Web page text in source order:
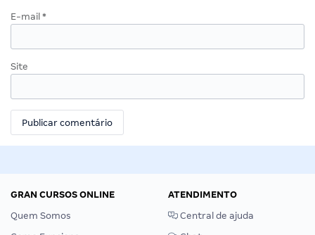
E-mail *
Site
GRAN CURSOS ONLINE
Quem Somos
ATENDIMENTO
Central de ajuda